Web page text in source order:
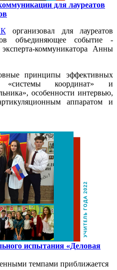
для лауреатов
организовал для лауреатов
объединяющее событие -
коммуникатора Анны
принципы эффективных
«системы координат» и
особенности интервью,
аппаратом и
испытания «Деловая
темпами приближается